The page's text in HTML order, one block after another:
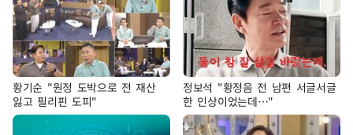
황기순 "원정 도박으로 전 재산
잃고 필리핀 도피"
정보석 "황정음 전 남편 서글서글
한 인상이었는데…"